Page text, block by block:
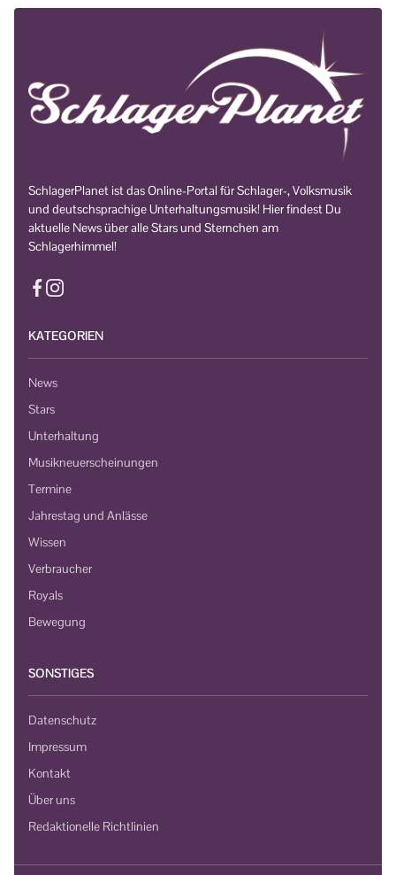
SchlagerPlanet ist das Online-Portal für Schlager-, Volksmusik
und deutschsprachige Unterhaltungsmusik! Hier findest Du
aktuelle News über alle Stars und Sternchen am
Schlagerhimmel!
KATEGORIEN
News
Stars
Unterhaltung
Musikneuerscheinungen
Termine
Jahrestag und Anlässe
Wissen
Verbraucher
Royals
Bewegung
SONSTIGES
Datenschutz
Impressum
Kontakt
Über uns
Redaktionelle Richtlinien